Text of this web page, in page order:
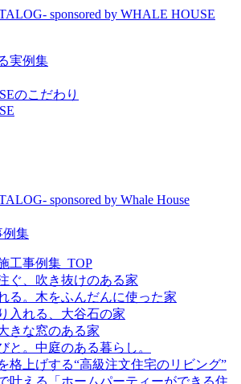
実例集
のこだわり
例集
工事例集_TOP
ぐ、吹き抜けのある家
る。木をふんだんに使った家
入れる、大谷石の家
きな窓のある家
と。中庭のある暮らし。
格上げする“高級注文住宅のリビング”
叶える「ホームパーティーができる住